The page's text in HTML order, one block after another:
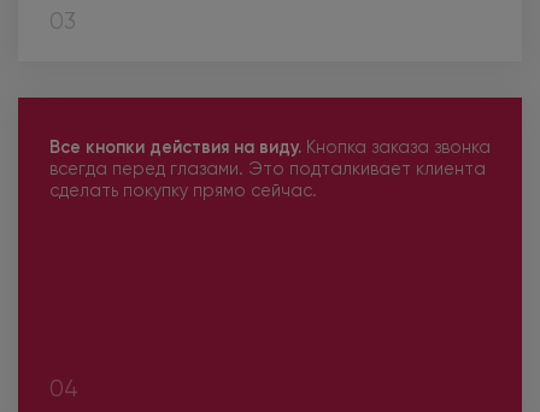
03
Все кнопки действия на виду.Кнопка заказа звонка
всегда перед глазами. Это подталкивает клиента
сделать покупку прямо сейчас.
04